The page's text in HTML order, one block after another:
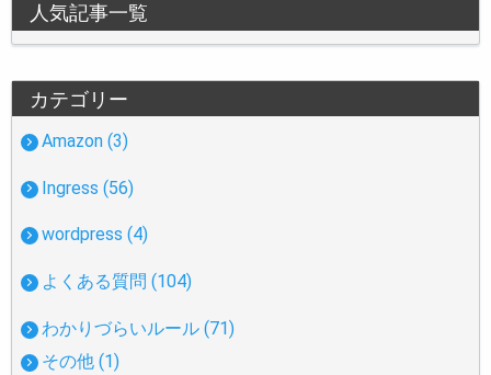
人気記事一覧
カテゴリー
Amazon (3)
Ingress (56)
wordpress (4)
よくある質問 (104)
わかりづらいルール (71)
その他 (1)